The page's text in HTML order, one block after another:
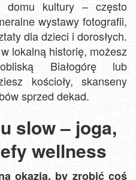
domu kultury – często
wystawy fotografii,
dla dzieci i dorosłych.
lokalną historię, możesz
Białogórę lub
kościoły, skanseny
sprzed dekad.
slow – joga,
wellness
okazja, by zrobić coś